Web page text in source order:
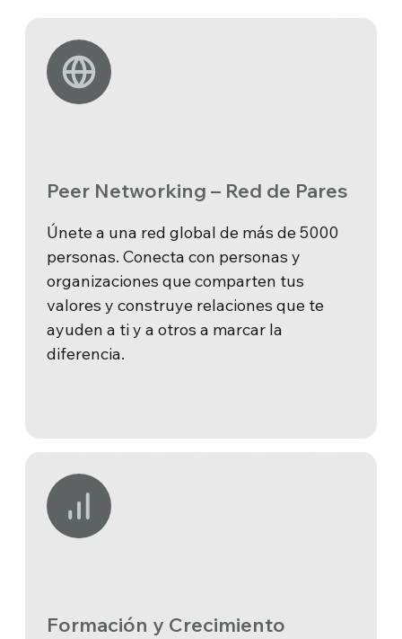
Peer Networking – Red de Pares
Únete a una red global de más de 5000
personas. Conecta con personas y
organizaciones que comparten tus
valores y construye relaciones que te
ayuden a ti y a otros a marcar la
diferencia.
Formación y Crecimiento